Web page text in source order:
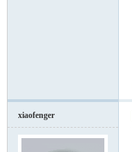
xiaofenger